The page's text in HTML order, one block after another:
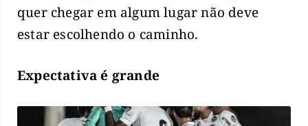
quer chegar em algum lugar não deve
estar escolhendo o caminho.
Expectativa é grande